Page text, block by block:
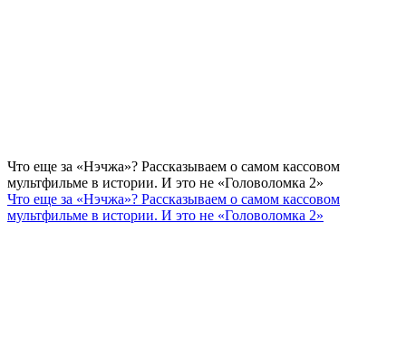
Что еще за «Нэчжа»? Рассказываем о самом кассовом
мультфильме в истории. И это не «Головоломка 2»
Что еще за «Нэчжа»? Рассказываем о самом кассовом
мультфильме в истории. И это не «Головоломка 2»